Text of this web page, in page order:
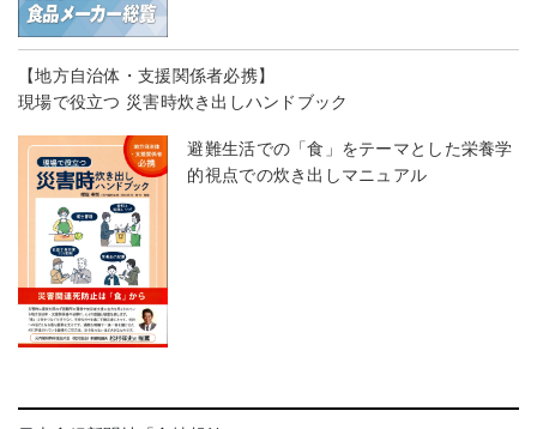
【地方自治体・支援関係者必携】
現場で役立つ 災害時炊き出しハンドブック
避難生活での「食」をテーマとした栄養学
的視点での炊き出しマニュアル